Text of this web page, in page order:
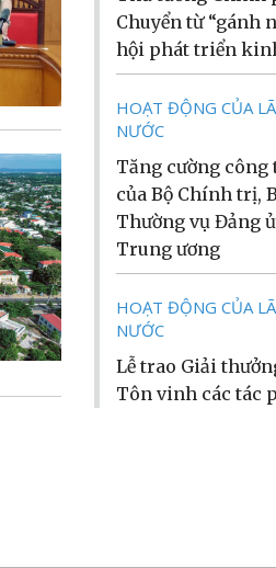
Chuyển từ “gánh
hội phát triển
HOẠT ĐỘNG CỦA
NƯỚC
Tăng cường
của Bộ Chính trị,
Thường vụ Đảng
Trung ương
HOẠT ĐỘNG CỦA
NƯỚC
Lễ trao Giải
Tôn vinh các tác